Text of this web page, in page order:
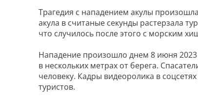
Трагедия с нападением акулы
акула в считаные секунды растерзала
что случилось после этого с морским
Нападение произошло днем 8 июня
в нескольких метрах от берега.
человеку. Кадры видеоролика в
туристов.